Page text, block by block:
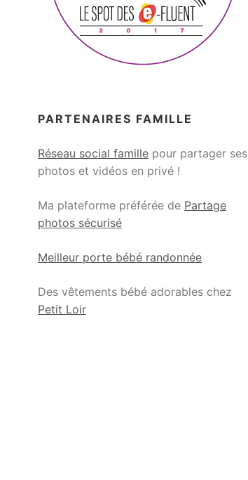
PARTENAIRES FAMILLE
Réseau social famille pour partager ses
photos et vidéos en privé !
Ma plateforme préférée de Partage
photos sécurisé
Meilleur porte bébé randonnée
Des vêtements bébé adorables chez
Petit Loir